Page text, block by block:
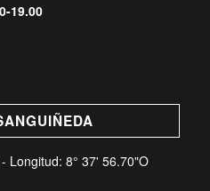
19.00
Longitud: 8° 37' 56.70"O